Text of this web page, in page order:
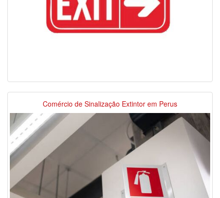
Comércio de Sinalização Extintor em Perus